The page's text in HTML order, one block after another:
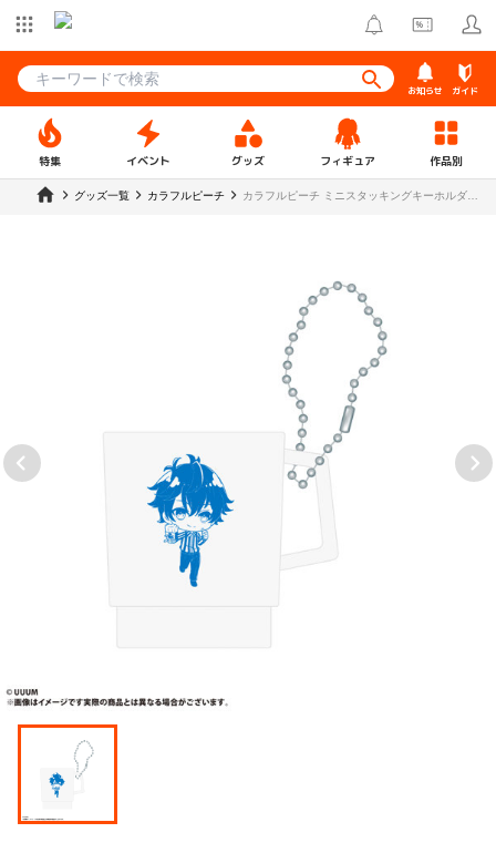
お知らせ ガイド
特集 イベント グッズ フィギュア 作品別
グッズ一覧 カラフルピーチ
カラフルピーチ ミニスタッキングキーホルダー